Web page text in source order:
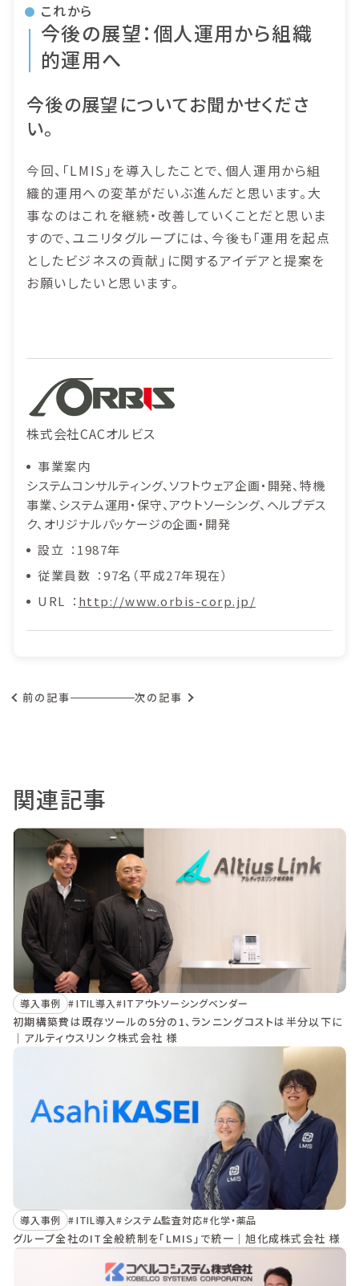
これから
今後の展望：個人運用から組織
的運用へ
今後の展望についてお聞かせくださ
い。
今回、「LMIS」を導入したことで、個人運用から組
織的運用への変革がだいぶ進んだと思います。大
事なのはこれを継続・改善していくことだと思いま
すので、ユニリタグループには、今後も「運用を起点
としたビジネスの貢献」に関するアイデアと提案を
お願いしたいと思います。
株式会社CACオルビス
事業案内
システムコンサルティング、ソフトウェア企画・開発、特機
事業、システム運用・保守、アウトソーシング、ヘルプデス
ク、オリジナルパッケージの企画・開発
設立
1987年
従業員数
97名（平成27年現在）
URL
http://www.orbis-corp.jp/
前の記事 次の記事
関連記事
導入事例 ITIL導入 ITアウトソーシングベンダー
初期構築費は既存ツールの5分の1、ランニングコストは半分以下に
｜アルティウスリンク株式会社 様
導入事例 ITIL導入 システム監査対応 化学・薬品
グループ全社のIT全般統制を「LMIS」で統一｜旭化成株式会社 様